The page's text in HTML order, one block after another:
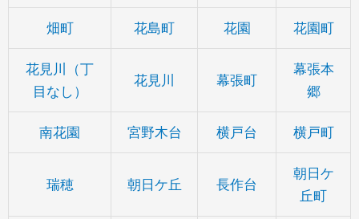
畑町 花島町 花園 花園町
花見川（丁
目なし）
花見川 幕張町
幕張本
郷
南花園 宮野木台 横戸台 横戸町
瑞穂 朝日ケ丘 長作台
朝日ケ
丘町